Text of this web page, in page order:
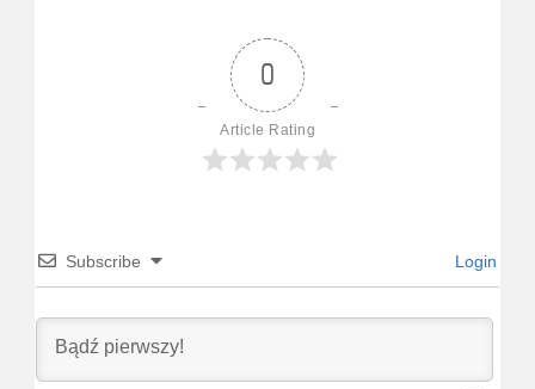
0
Article Rating
Subscribe Login